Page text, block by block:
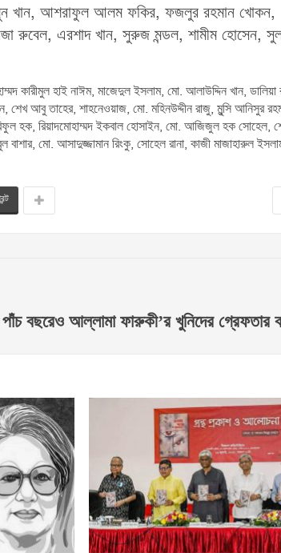
খান, আশরাফুল আলম ফকির, ফজলুর রহমান খোকন,
রুবেল, এরশাদ খান, সুরুজ মন্ডল, শামীম হোসেন,
কারীমুল হাই নাঈম, মাজেদুল ইসলাম, মো. আলাউদ্দিন খান, ডালিয়া
আবু তাহের, শাহনেওয়াজ, মো. মহিনউদ্দীন রাজু, মুন্সি আনিসুর
হক, রিয়াদমোহাম্মদ ইকবাল হোসাইন, মো. আজিজুল হক সোহেল,
মো. আসাদুজ্জামান রিংকু, সোহেল রানা, কাজী মাজাহারুল
পাঁচ বছরেও আল্লামা ফারুকী’র খুনিদের গ্রেফতার